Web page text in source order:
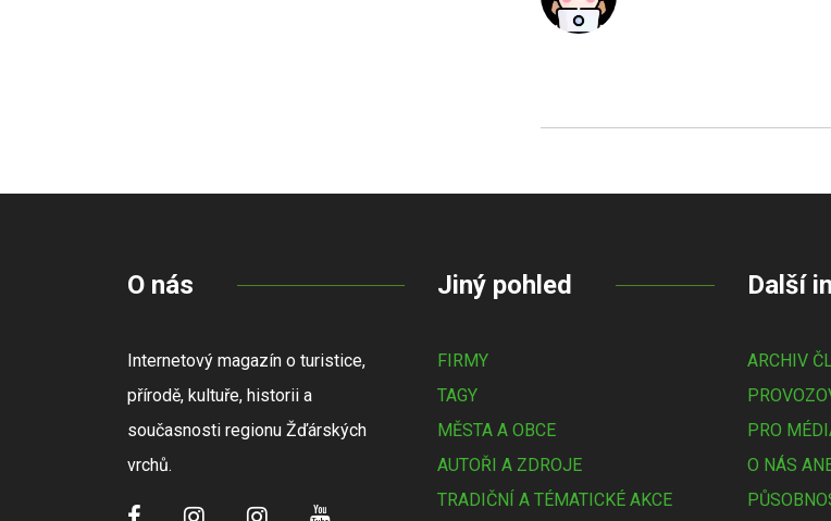
O nás
Internetový magazín o turistice,
přírodě, kultuře, historii a
současnosti regionu Žďárských
vrchů.
Jiný pohled
FIRMY
TAGY
MĚSTA A OBCE
AUTOŘI A ZDROJE
TRADIČNÍ A TÉMATICKÉ AKCE
Další
ARCHIV
PRO
O NÁS